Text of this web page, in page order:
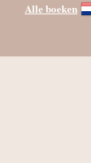
Alle boeken